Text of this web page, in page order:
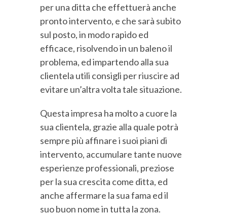
per una ditta che effettuerà anche
pronto intervento, e che sarà subito
sul posto, in modo rapido ed
efficace, risolvendo in un baleno il
problema, ed impartendo alla sua
clientela utili consigli per riuscire ad
evitare un’altra volta tale situazione.
Questa impresa ha molto a cuore la
sua clientela, grazie alla quale potrà
sempre più affinare i suoi piani di
intervento, accumulare tante nuove
esperienze professionali, preziose
per la sua crescita come ditta, ed
anche affermare la sua fama ed il
suo buon nome in tutta la zona.